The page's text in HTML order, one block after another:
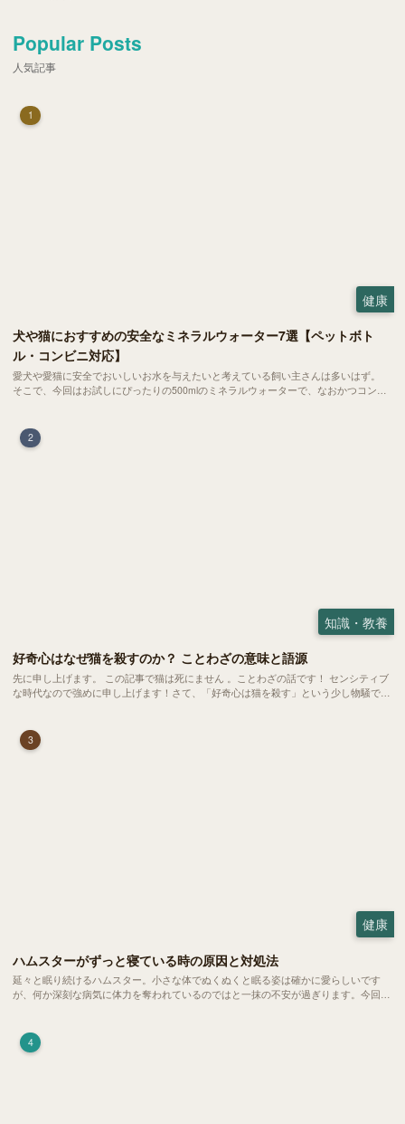
Popular Posts
人気記事
1
健康
犬や猫におすすめの安全なミネラルウォーター7選【ペットボト
ル・コンビニ対応】
愛犬や愛猫に安全でおいしいお水を与えたいと考えている飼い主さんは多いはず。
そこで、今回はお試しにぴったりの500mlのミネラルウォーターで、なおかつコンビ
2
知識・教養
好奇心はなぜ猫を殺すのか？ ことわざの意味と語源
先に申し上げます。 この記事で猫は死にません 。ことわざの話です！ センシティブ
な時代なので強めに申し上げます！さて、「好奇心は猫を殺す」という少し物騒で、
3
健康
ハムスターがずっと寝ている時の原因と対処法
延々と眠り続けるハムスター。小さな体でぬくぬくと眠る姿は確かに愛らしいです
が、何か深刻な病気に体力を奪われているのではと一抹の不安が過ぎります。今回
4